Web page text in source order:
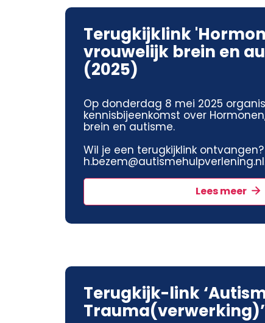
Terugkijklink
vrouwelijk brein en
(2025)
Op donderdag 8 mei 2025
kennisbijeenkomst over
brein en autisme.
Wil je een terugkijklink
Lees meer
Terugkijk-link